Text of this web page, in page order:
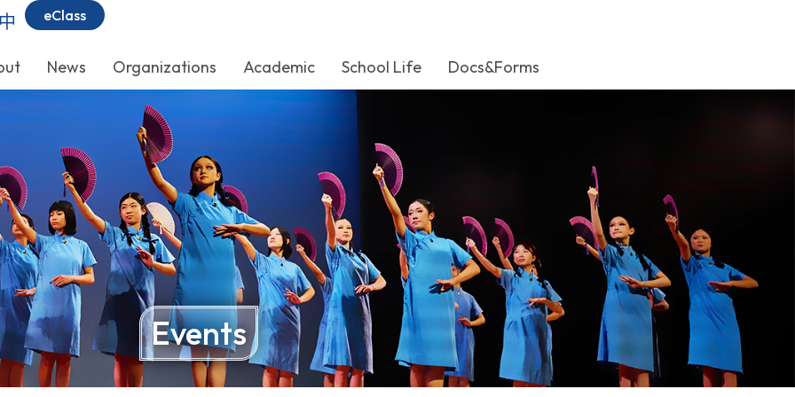
eClass
News Organizations Academic School Life Docs&Forms
Events